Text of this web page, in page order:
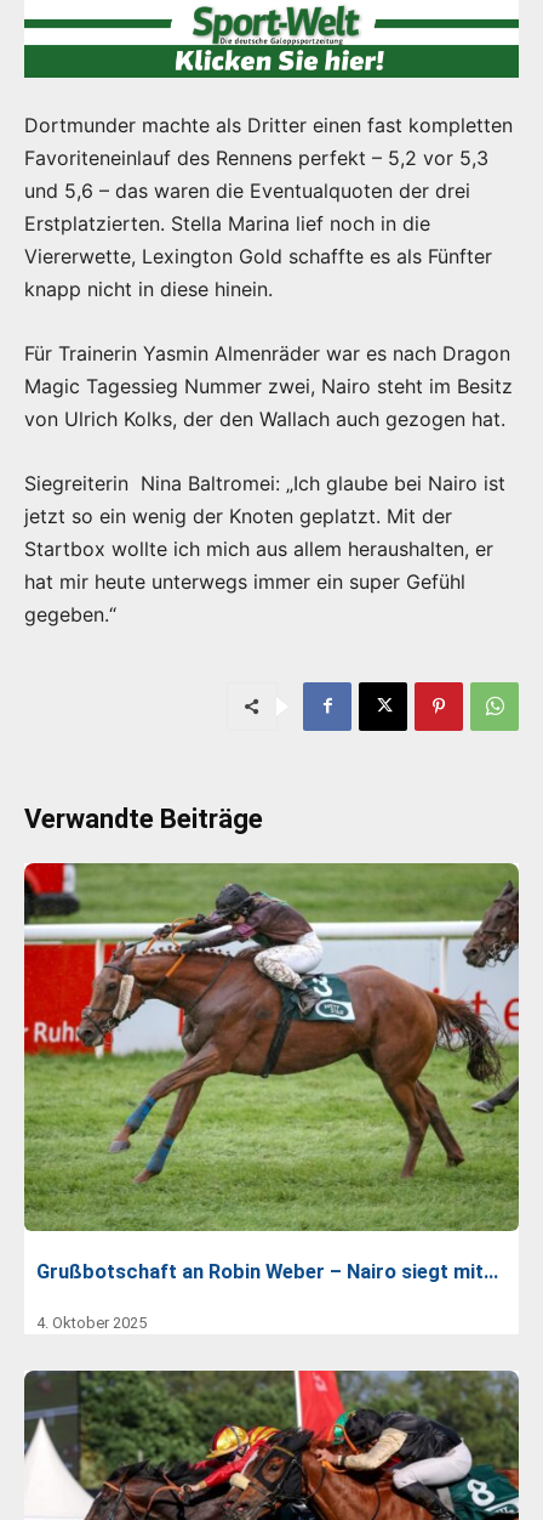
Dortmunder machte als Dritter einen fast kompletten
Favoriteneinlauf des Rennens perfekt – 5,2 vor 5,3
und 5,6 – das waren die Eventualquoten der drei
Erstplatzierten. Stella Marina lief noch in die
Viererwette, Lexington Gold schaffte es als Fünfter
knapp nicht in diese hinein.
Für Trainerin Yasmin Almenräder war es nach Dragon
Magic Tagessieg Nummer zwei, Nairo steht im Besitz
von Ulrich Kolks, der den Wallach auch gezogen hat.
Siegreiterin Nina Baltromei: „Ich glaube bei Nairo ist
jetzt so ein wenig der Knoten geplatzt. Mit der
Startbox wollte ich mich aus allem heraushalten, er
hat mir heute unterwegs immer ein super Gefühl
gegeben.“
Verwandte Beiträge
Grußbotschaft an Robin Weber – Nairo siegt mit…
4. Oktober 2025